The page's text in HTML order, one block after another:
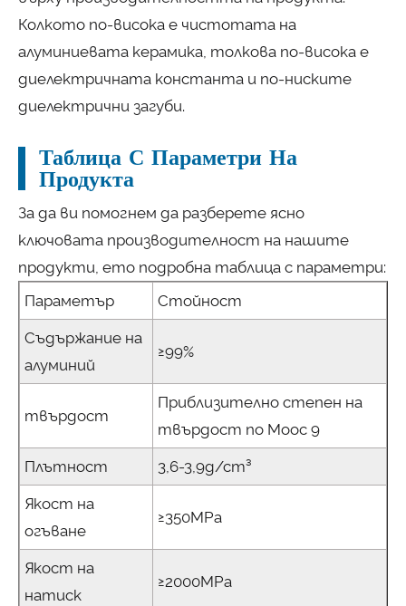
Колкото по-висока е чистотата на
алуминиевата керамика, толкова по-висока е
диелектричната константа и по-ниските
диелектрични загуби.
Таблица С Параметри На
Продукта
За да ви помогнем да разберете ясно
ключовата производителност на нашите
продукти, ето подробна таблица с параметри:
Параметър
Стойност
Съдържание на
алуминий
≥99%
твърдост
Приблизително степен на
твърдост по Моос 9
Плътност 3,6-3,9g/cm³
Якост на
огъване
≥350MPa
Якост на
натиск
≥2000MPa